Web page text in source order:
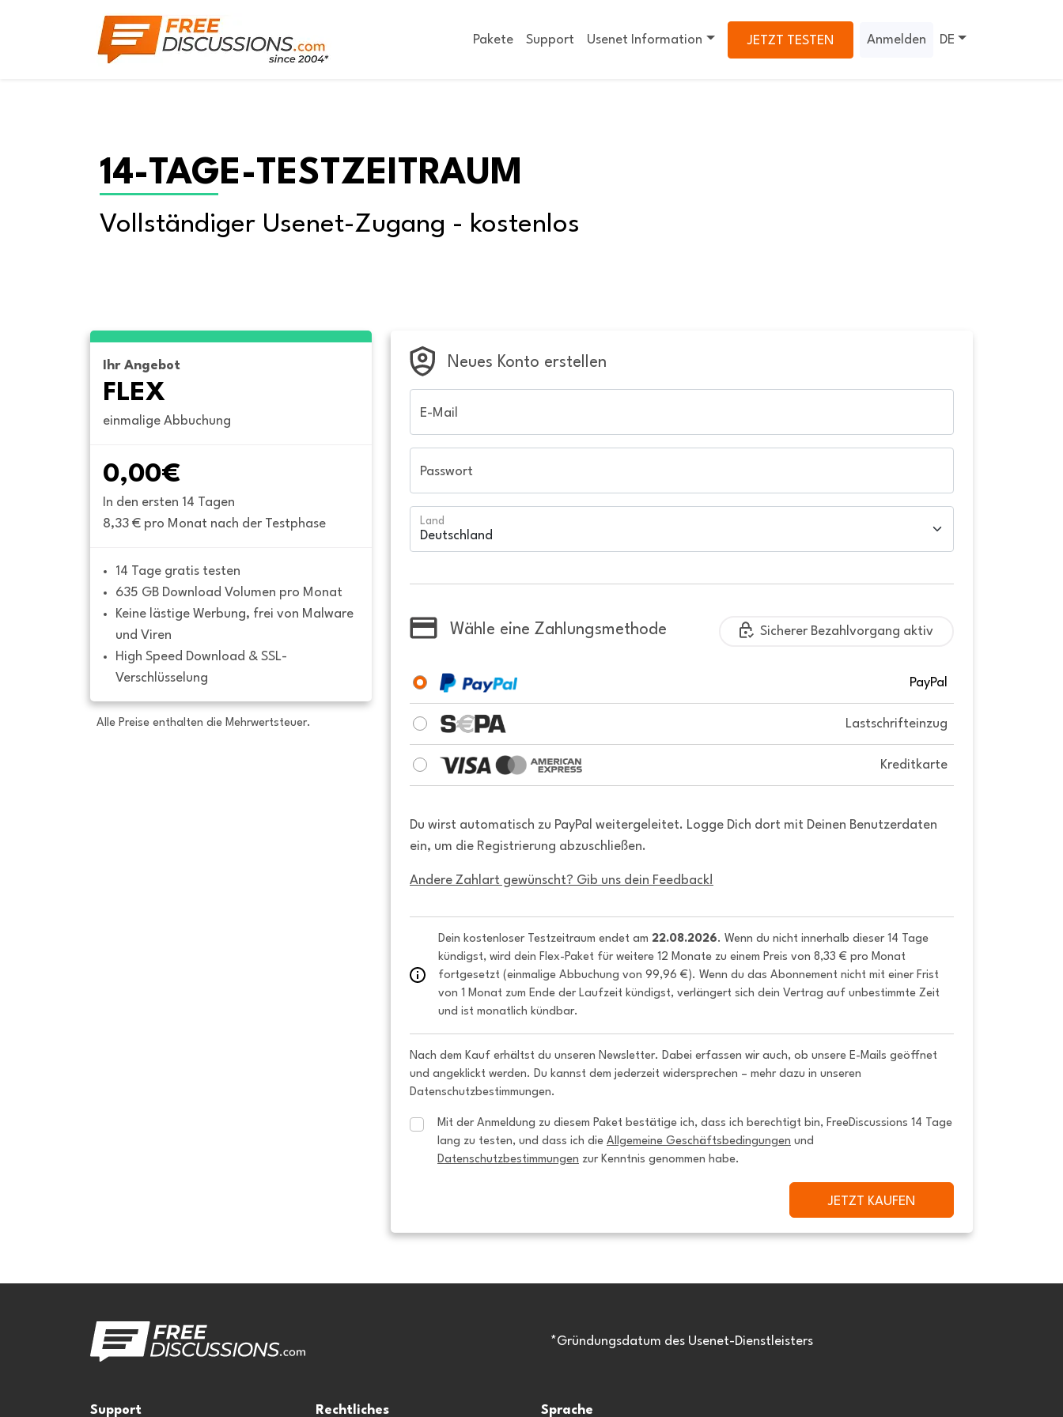
Pakete Support Usenet Information JETZT TESTEN Anmelden DE
14-TAGE-TESTZEITRAUM
Vollständiger Usenet-Zugang - kostenlos
Ihr Angebot
FLEX
einmalige Abbuchung
0,00€
In den ersten 14 Tagen
8,33 € pro Monat nach der Testphase
14 Tage gratis testen
635 GB Download Volumen pro Monat
Keine lästige Werbung, frei von Malware
und Viren
High Speed Download & SSL-
Verschlüsselung
Alle Preise enthalten die Mehrwertsteuer.
Neues Konto erstellen
E-Mail
Passwort
Land
Wähle eine Zahlungsmethode Sicherer Bezahlvorgang aktiv
PayPal
Lastschrifteinzug
Kreditkarte
Du wirst automatisch zu PayPal weitergeleitet. Logge Dich dort mit Deinen Benutzerdaten
ein, um die Registrierung abzuschließen.
Andere Zahlart gewünscht? Gib uns dein Feedback!
Dein kostenloser Testzeitraum endet am 22.08.2026. Wenn du nicht innerhalb dieser 14 Tage
kündigst, wird dein Flex-Paket für weitere 12 Monate zu einem Preis von 8,33 € pro Monat
fortgesetzt (einmalige Abbuchung von 99,96 €). Wenn du das Abonnement nicht mit einer Frist
von 1 Monat zum Ende der Laufzeit kündigst, verlängert sich dein Vertrag auf unbestimmte Zeit
und ist monatlich kündbar.
Nach dem Kauf erhältst du unseren Newsletter. Dabei erfassen wir auch, ob unsere E-Mails geöffnet
und angeklickt werden. Du kannst dem jederzeit widersprechen – mehr dazu in unseren
Datenschutzbestimmungen.
Mit der Anmeldung zu diesem Paket bestätige ich, dass ich berechtigt bin, FreeDiscussions 14 Tage
lang zu testen, und dass ich die Allgemeine Geschäftsbedingungen
Datenschutzbestimmungen zur Kenntnis genommen habe.
JETZT KAUFEN
*Gründungsdatum des Usenet-Dienstleisters
Support Rechtliches Sprache